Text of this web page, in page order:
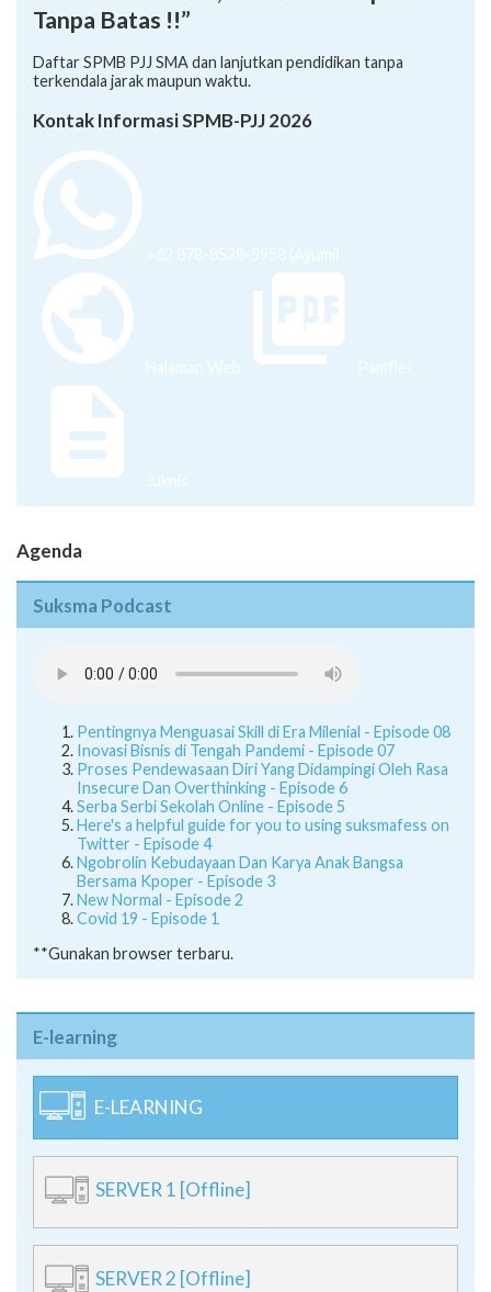
Tanpa Batas !!”
Daftar SPMB PJJ SMA dan lanjutkan pendidikan tanpa
terkendala jarak maupun waktu.
Kontak Informasi SPMB-PJJ 2026
+62 878-8528-5958 (Ayumi)
Halaman Web Pamflet
Juknis
Agenda
Suksma Podcast
Pentingnya Menguasai Skill di Era Milenial - Episode 08
Inovasi Bisnis di Tengah Pandemi - Episode 07
Proses Pendewasaan Diri Yang Didampingi Oleh Rasa
Insecure Dan Overthinking - Episode 6
Serba Serbi Sekolah Online - Episode 5
Here's a helpful guide for you to using suksmafess on
Twitter - Episode 4
Ngobrolin Kebudayaan Dan Karya Anak Bangsa
Bersama Kpoper - Episode 3
New Normal - Episode 2
Covid 19 - Episode 1
**Gunakan browser terbaru.
E-learning
E-LEARNING
SERVER 1 [Offline]
SERVER 2 [Offline]